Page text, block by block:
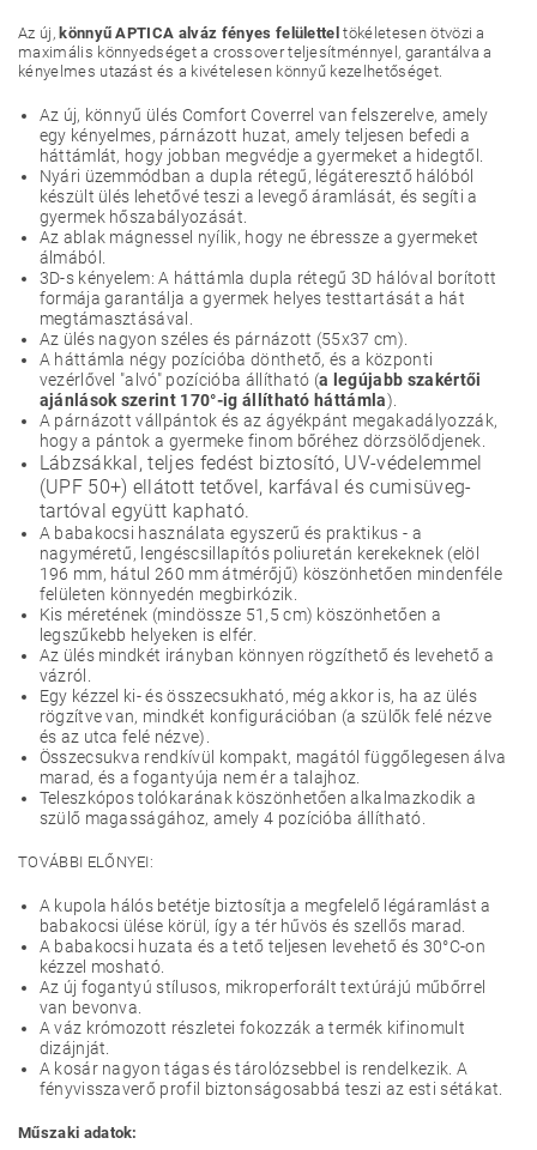
Az új, könnyű APTICA alváz fényes felülettel tökéletesen ötvözi a
maximális könnyedséget a crossover teljesítménnyel, garantálva a
kényelmes utazást és a kivételesen könnyű kezelhetőséget.
Az új, könnyű ülés Comfort Coverrel van felszerelve, amely
egy kényelmes, párnázott huzat, amely teljesen befedi a
háttámlát, hogy jobban megvédje a gyermeket a hidegtől.
Nyári üzemmódban a dupla rétegű, légáteresztő hálóból
készült ülés lehetővé teszi a levegő áramlását, és segíti a
gyermek hőszabályozását.
Az ablak mágnessel nyílik, hogy ne ébressze a gyermeket
álmából.
3D-s kényelem: A háttámla dupla rétegű 3D hálóval borított
formája garantálja a gyermek helyes testtartását a hát
megtámasztásával.
Az ülés nagyon széles és párnázott (55x37 cm).
A háttámla négy pozícióba dönthető, és a központi
vezérlővel "alvó" pozícióba állítható (a legújabb szakértői
ajánlások szerint 170°-ig állítható háttámla).
A párnázott vállpántok és az ágyékpánt megakadályozzák,
hogy a pántok a gyermeke finom bőréhez dörzsölődjenek.
Lábzsákkal, teljes fedést biztosító, UV-védelemmel
(UPF 50+) ellátott tetővel, karfával és cumisüveg-
tartóval együtt kapható.
A babakocsi használata egyszerű és praktikus - a
nagyméretű, lengéscsillapítós poliuretán kerekeknek (elöl
196 mm, hátul 260 mm átmérőjű) köszönhetően mindenféle
felületen könnyedén megbirkózik.
Kis méretének (mindössze 51,5 cm) köszönhetően a
legszűkebb helyeken is elfér.
Az ülés mindkét irányban könnyen rögzíthető és levehető a
vázról.
Egy kézzel ki- és összecsukható, még akkor is, ha az ülés
rögzítve van, mindkét konfigurációban (a szülők felé nézve
és az utca felé nézve).
Összecsukva rendkívül kompakt, magától függőlegesen álva
marad, és a fogantyúja nem ér a talajhoz.
Teleszkópos tolókarának köszönhetően alkalmazkodik a
szülő magasságához, amely 4 pozícióba állítható.
TOVÁBBI ELŐNYEI:
A kupola hálós betétje biztosítja a megfelelő légáramlást a
babakocsi ülése körül, így a tér hűvös és szellős marad.
A babakocsi huzata és a tető teljesen levehető és 30°C-on
kézzel mosható.
Az új fogantyú stílusos, mikroperforált textúrájú műbőrrel
van bevonva.
A váz krómozott részletei fokozzák a termék kifinomult
dizájnját.
A kosár nagyon tágas és tárolózsebbel is rendelkezik. A
fényvisszaverő profil biztonságosabbá teszi az esti sétákat.
Műszaki adatok: